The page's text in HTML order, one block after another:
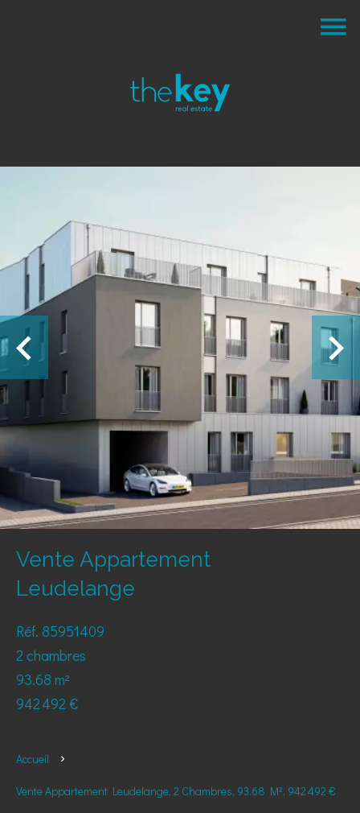
Vente Appartement
Leudelange
Réf. 85951409
2 chambres
93.68 m²
942 492 €
Accueil
Vente Appartement Leudelange, 2 Chambres, 93.68 M², 942 492 €